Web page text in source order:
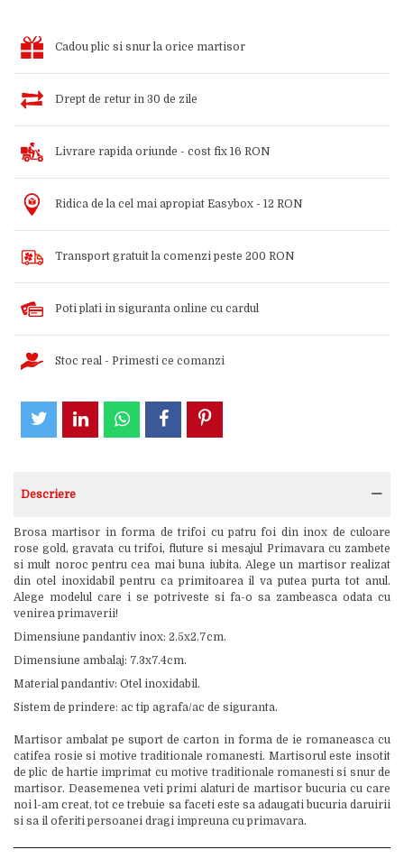
Cadou plic si snur la orice martisor
Drept de retur in 30 de zile
Livrare rapida oriunde - cost fix 16 RON
Ridica de la cel mai apropiat Easybox - 12 RON
Transport gratuit la comenzi peste 200 RON
Poti plati in siguranta online cu cardul
Stoc real - Primesti ce comanzi
Descriere
Brosa martisor in forma de trifoi cu patru foi din inox de culoare
rose gold, gravata cu trifoi, fluture si mesajul Primavara cu zambete
si mult noroc pentru cea mai buna iubita. Alege un martisor realizat
din otel inoxidabil pentru ca primitoarea il va putea purta tot anul.
Alege modelul care i se potriveste si fa-o sa zambeasca odata cu
venirea primaverii!
Dimensiune pandantiv inox: 2.5x2.7cm.
Dimensiune ambalaj: 7.3x7.4cm.
Material pandantiv: Otel inoxidabil.
Sistem de prindere: ac tip agrafa/ac de siguranta.
Martisor ambalat pe suport de carton in forma de ie romaneasca cu
catifea rosie si motive traditionale romanesti. Martisorul este insotit
de plic de hartie imprimat cu motive traditionale romanesti si snur de
martisor. Deasemenea veti primi alaturi de martisor bucuria cu care
noi l-am creat, tot ce trebuie sa faceti este sa adaugati bucuria daruirii
si sa il oferiti persoanei dragi impreuna cu primavara.